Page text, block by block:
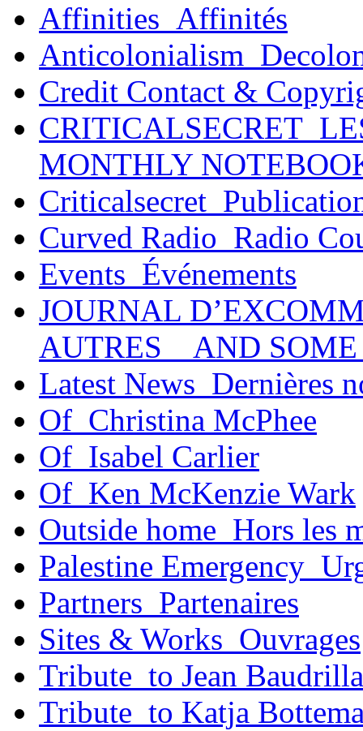
Affinities_Affinités
Credit Contact &
MONTHLY
Curved Radio_Radio
Events_Événements
JOURNAL
AUTRES _ AND
Latest News_Dernières
Of_Christina McPhee
Of_Isabel Carlier
Of_Ken McKenzie Wark
Outside home_Hors les
Palestine
Partners_Partenaires
Sites & Works_Ouvrages
Tribute_to Jean
Tribute_to Katja